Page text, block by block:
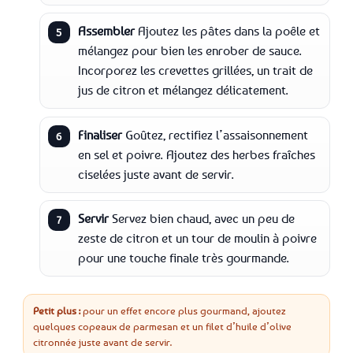
5 AssemblerAjoutez les pâtes dans la poêle et
mélangez pour bien les enrober de sauce.
Incorporez les crevettes grillées, un trait de
jus de citron et mélangez délicatement.
6 FinaliserGoûtez, rectifiez l’assaisonnement
en sel et poivre. Ajoutez des herbes fraîches
ciselées juste avant de servir.
7 ServirServez bien chaud, avec un peu de
zeste de citron et un tour de moulin à poivre
pour une touche finale très gourmande.
Petit plus :pour un effet encore plus gourmand, ajoutez
quelques copeaux de parmesan et un filet d’huile d’olive
citronnée juste avant de servir.